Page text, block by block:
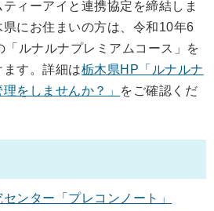
ィーアイと連携協定を締結しま
県にお住まいの方は、令和10年6
「ルナルナプレミアムコース」を
す。詳細は栃木県HP「ルナルナ
をしませんか？」 をご確認くだ
ンター「プレコンノート」